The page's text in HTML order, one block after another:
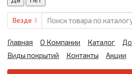
Везде
Главная О Компании Каталог
Виды покрытий
Контакты Акции